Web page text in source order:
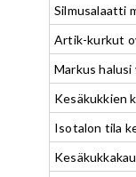
Silmusalaatti
Artik-kurkut
Markus
Kesäkukkien
Isotalon tila